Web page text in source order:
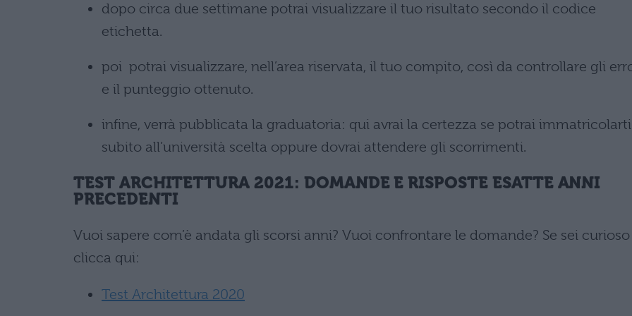
dopo circa due settimane potrai visualizzare il tuo risultato secondo il codice
etichetta.
poi potrai visualizzare, nell’area riservata, il tuo compito, così da controllare gli
e il punteggio ottenuto.
infine, verrà pubblicata la graduatoria: qui avrai la certezza se potrai immatricolarti
subito all’università scelta oppure dovrai attendere gli scorrimenti.
TEST ARCHITETTURA 2021: DOMANDE E RISPOSTE ESATTE ANNI
PRECEDENTI
Vuoi sapere com’è andata gli scorsi anni? Vuoi confrontare le domande? Se sei curioso
clicca qui:
Test Architettura 2020